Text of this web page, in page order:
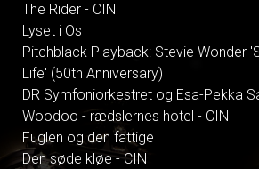
The Rider - CIN
Lyset i Os
Pitchblack Playback: Stevie Wonder
Life' (50th Anniversary)
DR Symfoniorkestret og Esa-Pekka
Woodoo - rædslernes hotel - CIN
Fuglen og den fattige
Den søde kløe - CIN